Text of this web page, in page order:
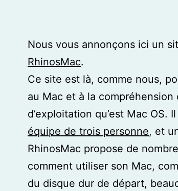
Nous vous annonçons ici un
RhinosMac.
Ce site est là, comme nous,
au Mac et à la compréhension
d’exploitation qu’est Mac OS.
équipe de trois personne, et
RhinosMac propose de
comment utiliser son Mac,
du disque dur de départ,